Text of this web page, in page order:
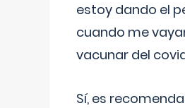
estoy dando el
cuando me
vacunar del
Sí, es